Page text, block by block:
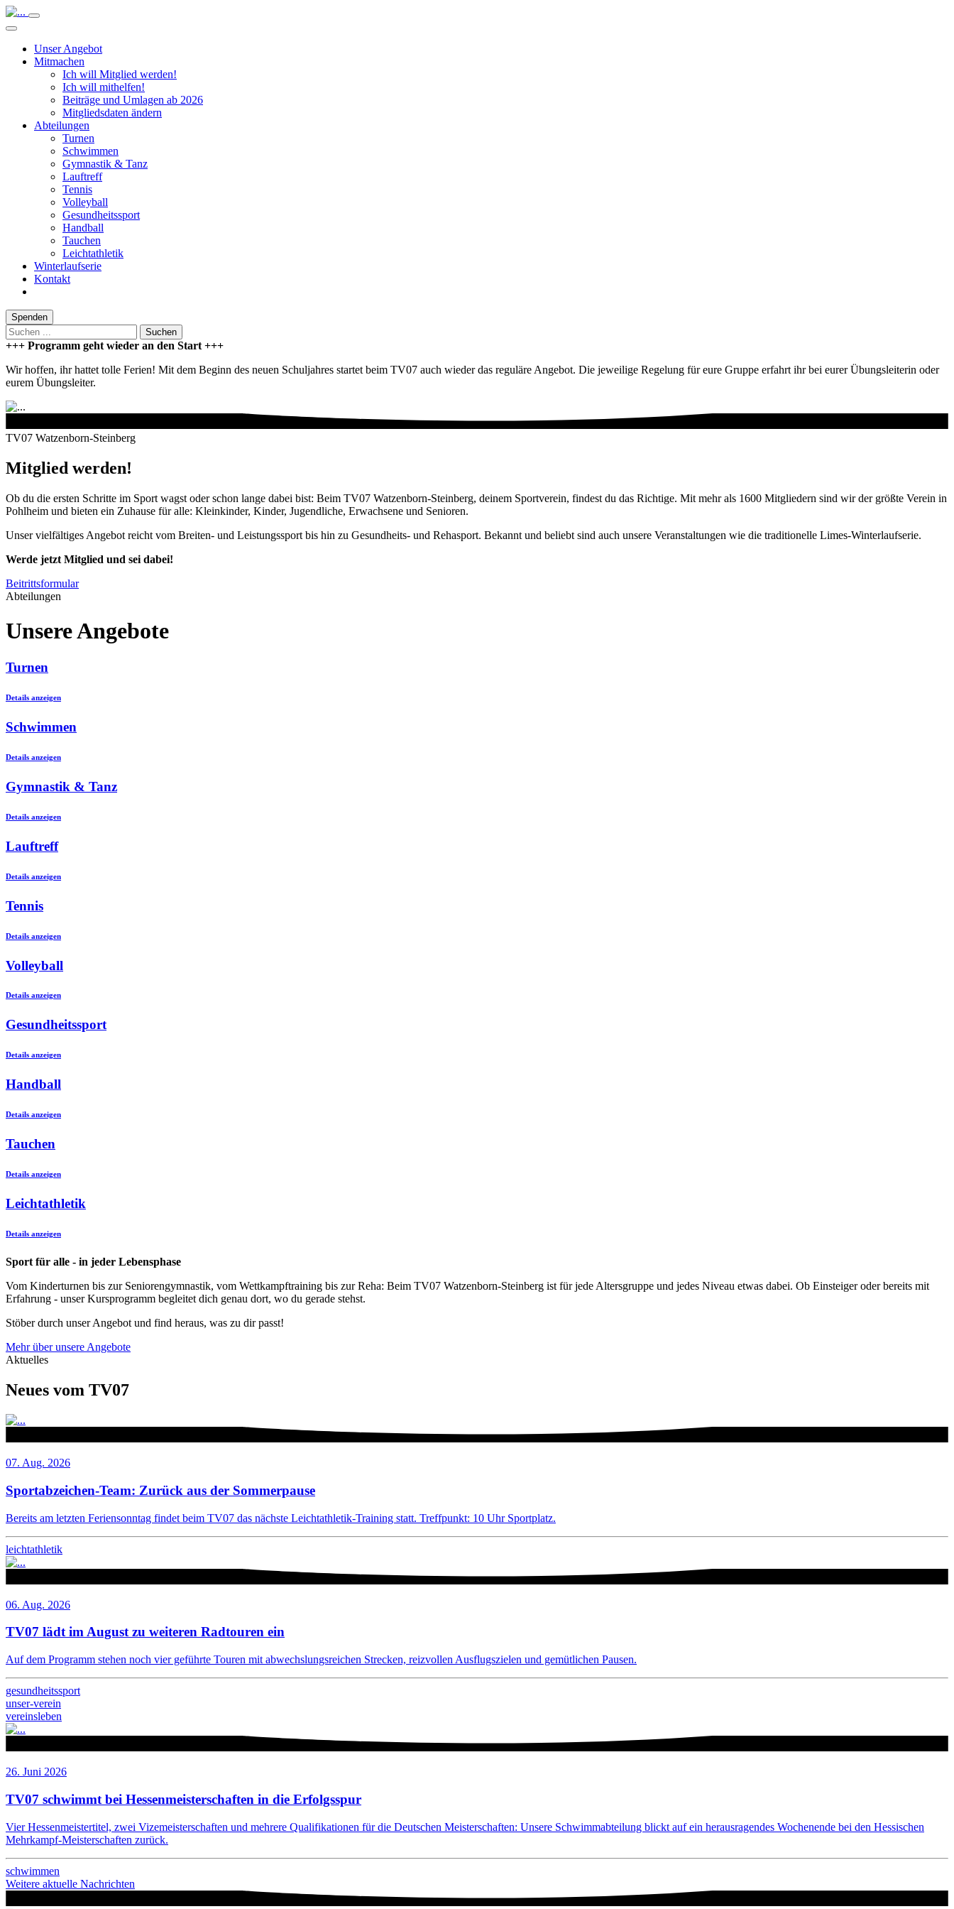
Unser Angebot
Mitmachen
Ich will Mitglied werden!
Ich will mithelfen!
Beiträge und Umlagen ab 2026
Mitgliedsdaten ändern
Abteilungen
Turnen
Schwimmen
Gymnastik & Tanz
Lauftreff
Tennis
Volleyball
Gesundheitssport
Handball
Tauchen
Leichtathletik
Winterlaufserie
Kontakt
Spenden
Suchen
+++ Programm geht wieder an den Start +++
Wir hoffen, ihr hattet tolle Ferien! Mit dem Beginn des neuen Schuljahres startet beim TV07 auch wieder das reguläre Angebot. Die jeweilige Regelung für eure Gruppe erfahrt ihr bei eurer Übungsleiterin oder
eurem Übungsleiter.
TV07 Watzenborn-Steinberg
Mitglied werden!
Ob du die ersten Schritte im Sport wagst oder schon lange dabei bist: Beim TV07 Watzenborn-Steinberg, deinem Sportverein, findest du das Richtige. Mit mehr als 1600 Mitgliedern sind wir der größte Verein in
Pohlheim und bieten ein Zuhause für alle: Kleinkinder, Kinder, Jugendliche, Erwachsene und Senioren.
Unser vielfältiges Angebot reicht vom Breiten- und Leistungssport bis hin zu Gesundheits- und Rehasport. Bekannt und beliebt sind auch unsere Veranstaltungen wie die traditionelle Limes-Winterlaufserie.
Werde jetzt Mitglied und sei dabei!
Beitrittsformular
Abteilungen
Unsere Angebote
Turnen
Details anzeigen
Schwimmen
Details anzeigen
Gymnastik & Tanz
Details anzeigen
Lauftreff
Details anzeigen
Tennis
Details anzeigen
Volleyball
Details anzeigen
Gesundheitssport
Details anzeigen
Handball
Details anzeigen
Tauchen
Details anzeigen
Leichtathletik
Details anzeigen
Sport für alle - in jeder Lebensphase
Vom Kinderturnen bis zur Seniorengymnastik, vom Wettkampftraining bis zur Reha: Beim TV07 Watzenborn-Steinberg ist für jede Altersgruppe und jedes Niveau etwas dabei. Ob Einsteiger oder bereits mit
Erfahrung - unser Kursprogramm begleitet dich genau dort, wo du gerade stehst.
Stöber durch unser Angebot und find heraus, was zu dir passt!
Mehr über unsere Angebote
Aktuelles
Neues vom TV07
07. Aug. 2026
Sportabzeichen-Team: Zurück aus der Sommerpause
Bereits am letzten Feriensonntag findet beim TV07 das nächste Leichtathletik-Training statt. Treffpunkt: 10 Uhr Sportplatz.
leichtathletik
06. Aug. 2026
TV07 lädt im August zu weiteren Radtouren ein
Auf dem Programm stehen noch vier geführte Touren mit abwechslungsreichen Strecken, reizvollen Ausflugszielen und gemütlichen Pausen.
gesundheitssport
unser-verein
vereinsleben
26. Juni 2026
TV07 schwimmt bei Hessenmeisterschaften in die Erfolgsspur
Vier Hessenmeistertitel, zwei Vizemeisterschaften und mehrere Qualifikationen für die Deutschen Meisterschaften: Unsere Schwimmabteilung blickt auf ein herausragendes Wochenende bei den Hessischen
Mehrkampf-Meisterschaften zurück.
schwimmen
Weitere aktuelle Nachrichten